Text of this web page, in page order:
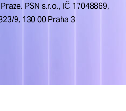
PSN s.r.o., IČ 17048869,
9, 130 00 Praha 3